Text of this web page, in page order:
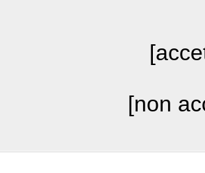
[non